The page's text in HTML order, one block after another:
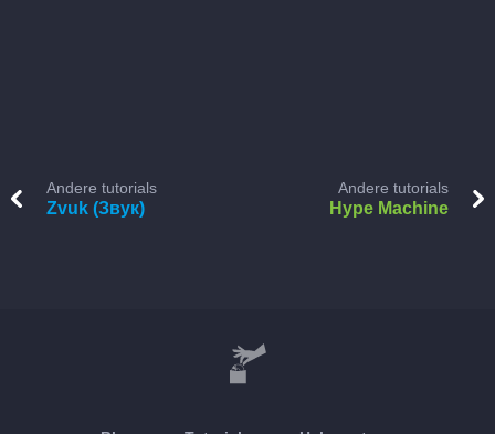
Andere tutorials
Zvuk (Звук)
Andere tutorials
Hype Machine